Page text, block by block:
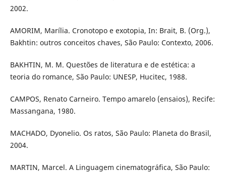
2002.
AMORIM, Marília. Cronotopo e exotopia, In: Brait, B. (Org.),
Bakhtin: outros conceitos chaves, São Paulo: Contexto, 2006.
BAKHTIN, M. M. Questões de literatura e de estética: a
teoria do romance, São Paulo: UNESP, Hucitec, 1988.
CAMPOS, Renato Carneiro. Tempo amarelo (ensaios), Recife:
Massangana, 1980.
MACHADO, Dyonelio. Os ratos, São Paulo: Planeta do Brasil,
2004.
MARTIN, Marcel. A Linguagem cinematográfica, São Paulo: